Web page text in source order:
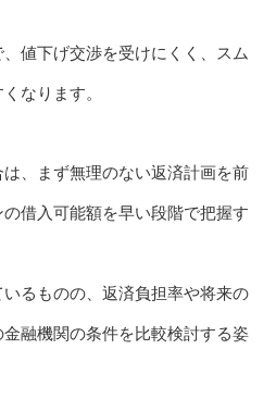
値下げ交渉を受けにくく、スム
なります。
、まず無理のない返済計画を前
借入可能額を早い段階で把握す
るものの、返済負担率や将来の
融機関の条件を比較検討する姿